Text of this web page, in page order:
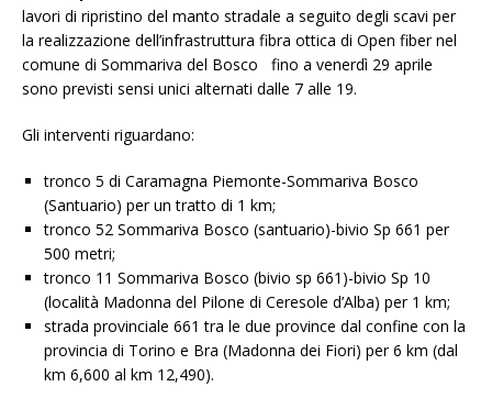
lavori di ripristino del manto stradale a seguito degli scavi per
la realizzazione dell’infrastruttura fibra ottica di Open fiber nel
comune di Sommariva del Bosco fino a venerdì 29 aprile
sono previsti sensi unici alternati dalle 7 alle 19.
Gli interventi riguardano:
tronco 5 di Caramagna Piemonte-Sommariva Bosco
(Santuario) per un tratto di 1 km;
tronco 52 Sommariva Bosco (santuario)-bivio Sp 661 per
500 metri;
tronco 11 Sommariva Bosco (bivio sp 661)-bivio Sp 10
(località Madonna del Pilone di Ceresole d’Alba) per 1 km;
strada provinciale 661 tra le due province dal confine con la
provincia di Torino e Bra (Madonna dei Fiori) per 6 km (dal
km 6,600 al km 12,490).